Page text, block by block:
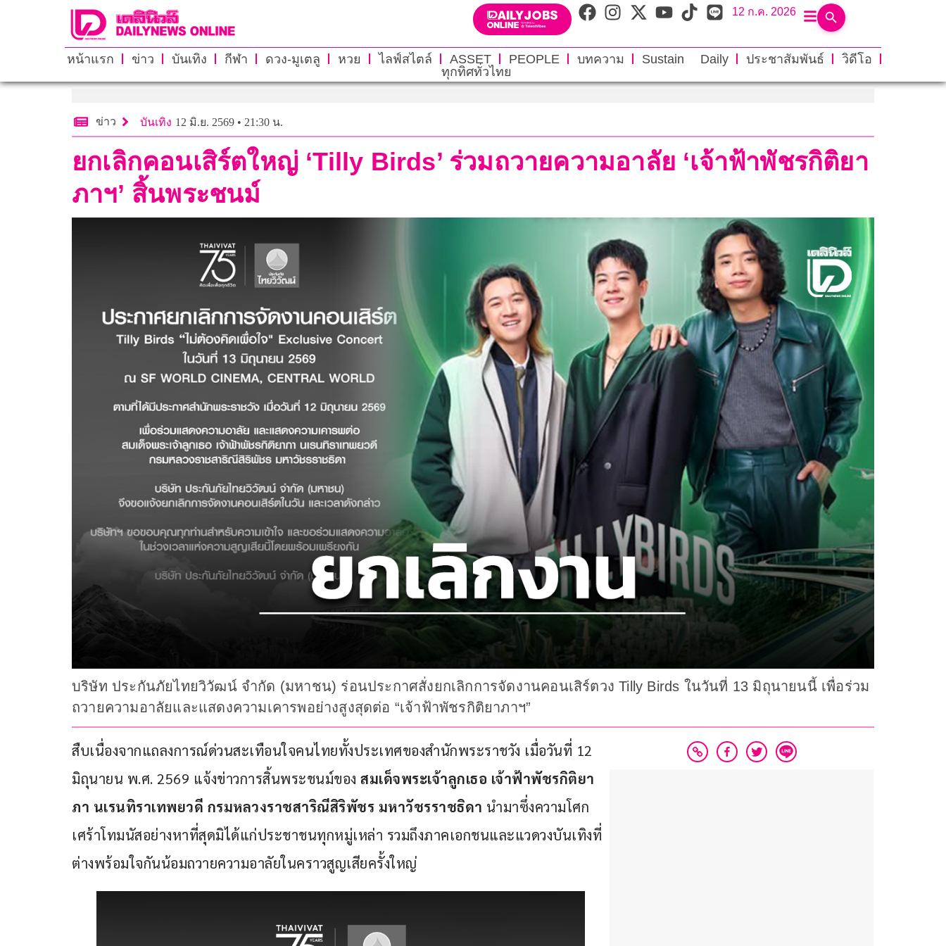
12 ก.ค. 2026
หน้าแรก ข่าว บันเทิง กีฬา ดวง-มูเตลู หวย ไลฟ์สไตล์ ASSET PEOPLE บทความ Sustain Daily ประชาสัมพันธ์
วิดีโอ
ทุกทิศทั่วไทย
ข่าว บันเทิง 12 มิ.ย. 2569 • 21:30 น.
ยกเลิกคอนเสิร์ตใหญ่ ‘Tilly Birds’ ร่วมถวายความอาลัย ‘เจ้าฟ้าพัชรกิติยา
ภาฯ’ สิ้นพระชนม์
บริษัท ประกันภัยไทยวิวัฒน์ จำกัด (มหาชน) ร่อนประกาศสั่งยกเลิกการจัดงานคอนเสิร์ตวง Tilly Birds ในวันที่ 13 มิถุนายนนี้ เพื่อร่วม
ถวายความอาลัยและแสดงความเคารพอย่างสูงสุดต่อ “เจ้าฟ้าพัชรกิติยาภาฯ”
สืบเนื่องจากแถลงการณ์ด่วนสะเทือนใจคนไทยทั้งประเทศของสำนักพระราชวัง เมื่อวันที่ 12
มิถุนายน พ.ศ. 2569 แจ้งข่าวการสิ้นพระชนม์ของ สมเด็จพระเจ้าลูกเธอ เจ้าฟ้าพัชรกิติยา
ภา นเรนทิราเทพยวดี กรมหลวงราชสาริณีสิริพัชร มหาวัชรราชธิดา นำมาซึ่งความโศก
เศร้าโทมนัสอย่างหาที่สุดมิได้แก่ประชาชนทุกหมู่เหล่า รวมถึงภาคเอกชนและแวดวงบันเทิงที่
ต่างพร้อมใจกันน้อมถวายความอาลัยในคราวสูญเสียครั้งใหญ่